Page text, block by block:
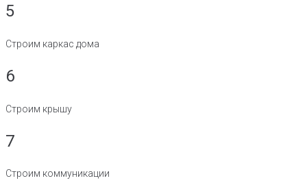
5
Строим каркас дома
6
Строим крышу
7
Строим коммуникации